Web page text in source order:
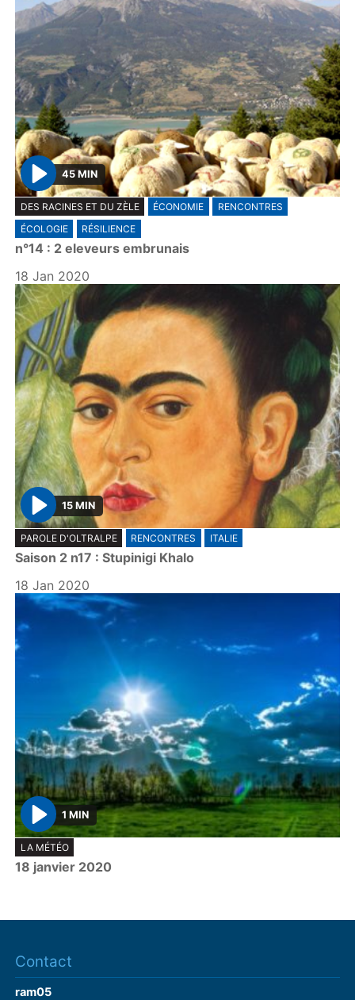
P
l
a
y
45 MIN
DES RACINES ET DU ZÈLE ÉCONOMIE
RENCONTRES
ÉCOLOGIE
RÉSILIENCE
n°14 : 2 eleveurs embrunais
18 Jan 2020
P
l
a
y
15 MIN
PAROLE D'OLTRALPE RENCONTRES ITALIE
Saison 2 n17 : Stupinigi Khalo
18 Jan 2020
P
l
a
1 MIN
LA MÉTÉO
18 janvier 2020
Contact
ram05